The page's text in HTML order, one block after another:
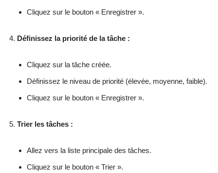
Cliquez sur le bouton « Enregistrer ».
Définissez la priorité de la tâche :
Cliquez sur la tâche créée.
Définissez le niveau de priorité (élevée, moyenne, faible).
Cliquez sur le bouton « Enregistrer ».
Trier les tâches :
Allez vers la liste principale des tâches.
Cliquez sur le bouton « Trier ».